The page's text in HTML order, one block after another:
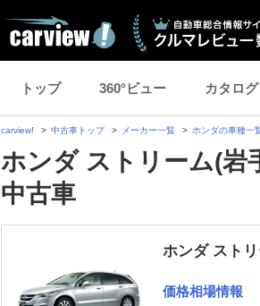
トップ 360°ビュー カタログ
carview! 中古車トップ メーカー一覧 ホンダの車種一
ホンダ ストリーム(岩
中古車
ホンダ スト
価格相場情報